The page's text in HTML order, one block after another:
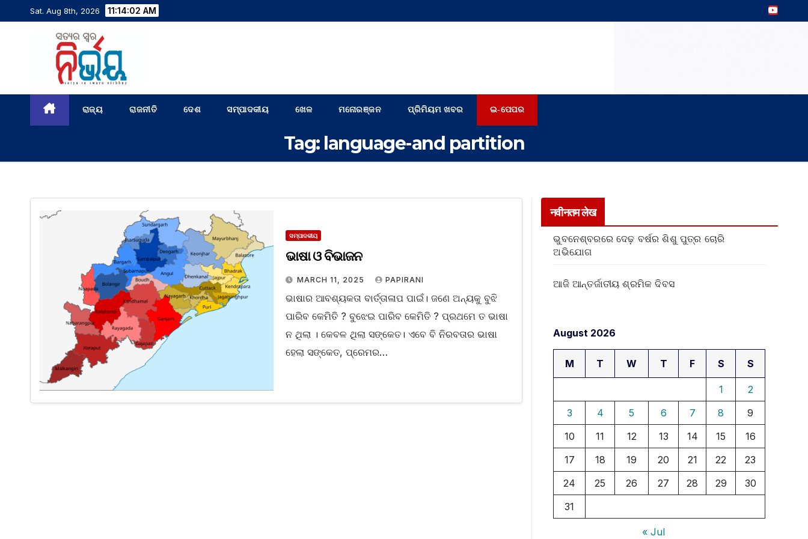
Sat. Aug 8th, 2026 11:14:02 AM
ରାଜ୍ୟ ରାଜନୀତି ଦେଶ ସମ୍ପାଦକୀୟ ଖେଳ ମନୋରଞ୍ଜନ ପ୍ରିମିୟମ ଖବର ଇ-ପେପର
Tag: language-and partition
ସମ୍ପାଦକୀୟ
ଭାଷା ଓ ବିଭାଜନ
MARCH 11, 2025 PAPIRANI
ଭାଷାର ଆବଶ୍ୟକ‌ତା ବାର୍ତ୍ତାଳାପ ପାଇଁ। ଜଣେ ଅନ୍ୟକୁ ବୁଝି
ପାରିବ କେମିତି ? ବୁଝେଇ ପାରିବ କେମିତି ? ପ୍ରଥମେ ତ ଭାଷା
ନ ଥିଲା । କେବଳ ଥିଲା ସଙ୍କେତ। ଏବେ ବି ନିରବତାର ଭାଷା
ହେଲା ସଙ୍କେତ, ପ୍ରେମର…
नवीनतम लेख
ଭୁବନେଶ୍ବରରେ ଦେଢ଼ ବର୍ଷର ଶିଶୁ ପୁତ୍ର ଚୋରି
ଅଭିଯୋଗ
ଆଜି ଆନ୍ତର୍ଜାତୀୟ ଶ୍ରମିକ ଦିବସ
August 2026
M T W T F S S
1
2
3
4 5 6 7 8
9
10
11 12 13 14 15
16
17
18 19 20 21 22
23
24
25 26 27 28 29
30
31
« Jul